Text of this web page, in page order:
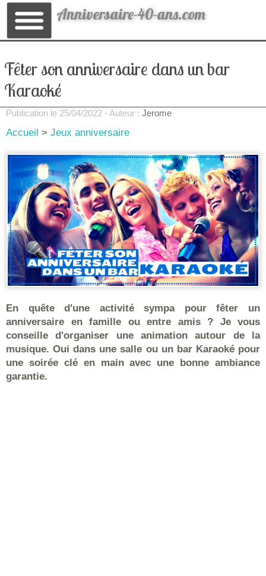
Anniversaire-40-ans.com
Fêter son anniversaire dans un bar
Karaoké
Publication le 25/04/2022 - Auteur : Jerome
Accueil > Jeux anniversaire
En quête d'une activité sympa pour fêter un
anniversaire en famille ou entre amis ? Je vous
conseille d'organiser une animation autour de la
musique. Oui dans une salle ou un bar Karaoké pour
une soirée clé en main avec une bonne ambiance
garantie.